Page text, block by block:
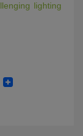
lighting